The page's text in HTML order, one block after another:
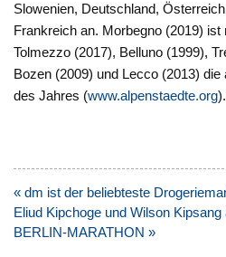
Slowenien, Deutschland,
Frankreich an. Morbegno (2019) ist
Tolmezzo (2017), Belluno (1999),
Bozen (2009) und Lecco (2013)
des Jahres (www.alpenstaedte.org
Beitragsnavigation
« dm ist der beliebteste
Eliud Kipchoge und Wilson
BERLIN-MARATHON »